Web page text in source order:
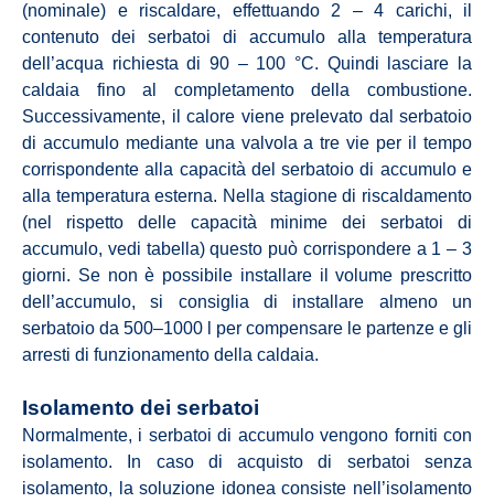
(nominale) e riscaldare, effettuando 2 – 4 carichi, il
contenuto dei serbatoi di accumulo alla temperatura
dell’acqua richiesta di 90 – 100 °C. Quindi lasciare la
caldaia fino al completamento della combustione.
Successivamente, il calore viene prelevato dal serbatoio
di accumulo mediante una valvola a tre vie per il tempo
corrispondente alla capacità del serbatoio di accumulo e
alla temperatura esterna. Nella stagione di riscaldamento
(nel rispetto delle capacità minime dei serbatoi di
accumulo, vedi tabella) questo può corrispondere a 1 – 3
giorni. Se non è possibile installare il volume prescritto
dell’accumulo, si consiglia di installare almeno un
serbatoio da 500–1000 l per compensare le partenze e gli
arresti di funzionamento della caldaia.
Isolamento dei serbatoi
Normalmente, i serbatoi di accumulo vengono forniti con
isolamento. In caso di acquisto di serbatoi senza
isolamento, la soluzione idonea consiste nell’isolamento